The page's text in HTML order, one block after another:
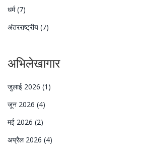
धर्म(7)
अंतरराष्ट्रीय (7)
अभिलेखागार
जुलाई 2026 (1)
जून 2026 (4)
मई 2026 (2)
अप्रैल 2026 (4)